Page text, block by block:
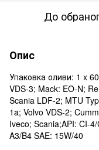
До
Опис
Упаковка оливи: 1 x
VDS-3; Mack: EO-N;
Scania LDF-2; MTU
1a; Volvo VDS-2;
Iveco; Scania;API: CI-
A3/B4 SAE: 15W/40